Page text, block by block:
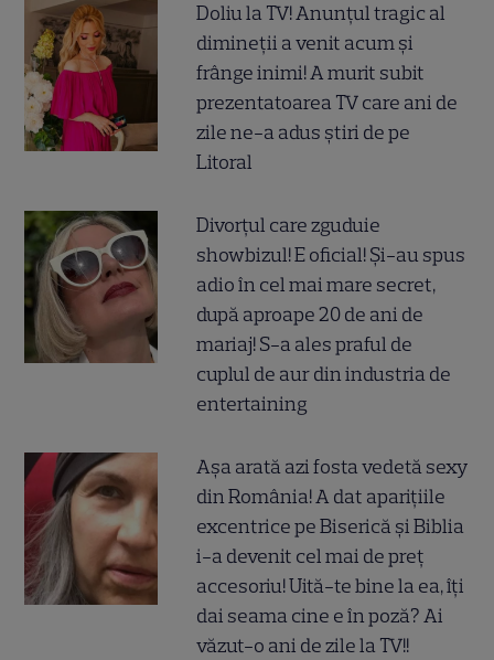
Doliu la TV! Anunțul tragic al
dimineții a venit acum și
frânge inimi! A murit subit
prezentatoarea TV care ani de
zile ne-a adus știri de pe
Litoral
Divorțul care zguduie
showbizul! E oficial! Și-au spus
adio în cel mai mare secret,
după aproape 20 de ani de
mariaj! S-a ales praful de
cuplul de aur din industria de
entertaining
Așa arată azi fosta vedetă sexy
din România! A dat aparițiile
excentrice pe Biserică și Biblia
i-a devenit cel mai de preț
accesoriu! Uită-te bine la ea, îți
dai seama cine e în poză? Ai
văzut-o ani de zile la TV!!